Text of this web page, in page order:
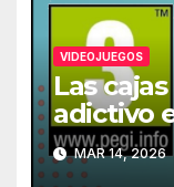
VIDEOJUEGOS
Las
adictivo
MAR 14, 2026